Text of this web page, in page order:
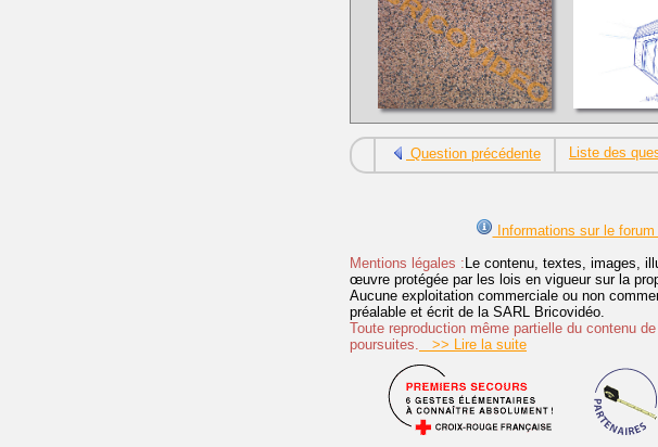
Question précédente Liste des
Informations sur le
Mentions légales : Le contenu, textes, images,
œuvre protégée par les lois en vigueur sur la
Aucune exploitation commerciale ou non
préalable et écrit de la SARL Bricovidéo.
Toute reproduction même partielle du contenu
poursuites. >> Lire la suite